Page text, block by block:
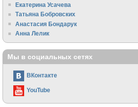
Екатерина Усачева
Татьяна Бобровских
Анастасия Бондарук
Анна Лелик
Мы в социальных сетях
ВКонтакте
YouTube